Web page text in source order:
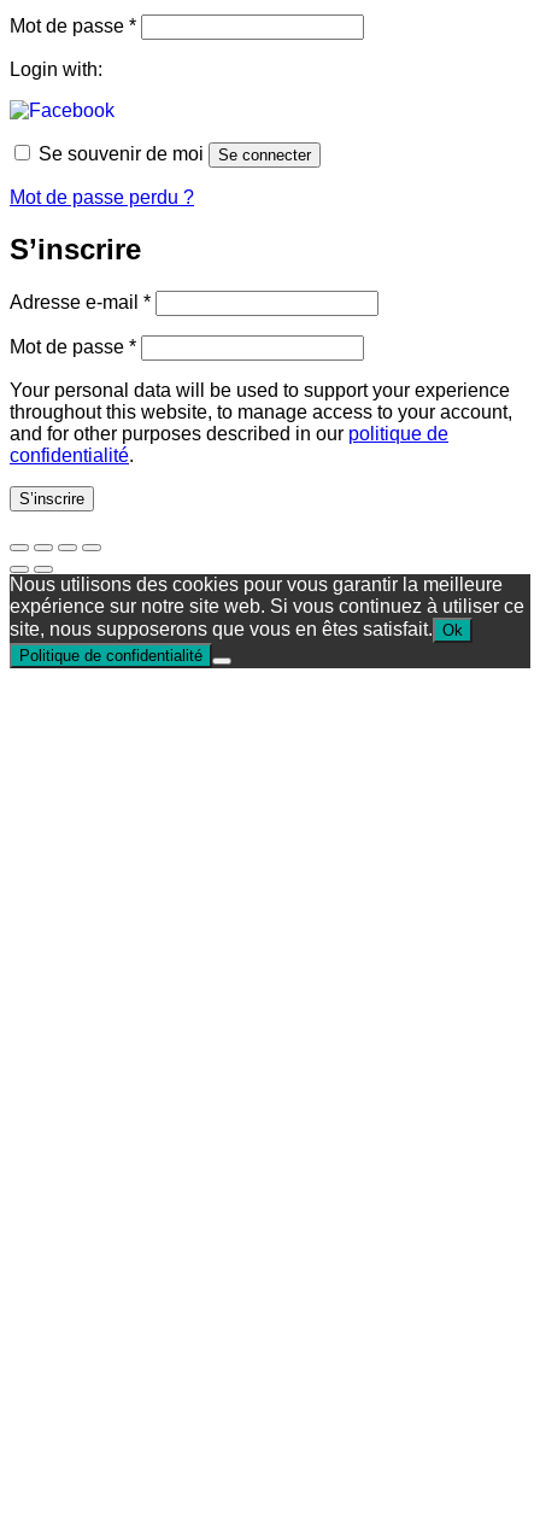
Mot de passe *Obligatoire
Login with:
Se souvenir de moi Se connecter
Mot de passe perdu ?
S’inscrire
Adresse e-mail *Obligatoire
Mot de passe *Obligatoire
Your personal data will be used to support your experience
throughout this website, to manage access to your account,
and for other purposes described in our politique de
confidentialité.
S’inscrire
Nous utilisons des cookies pour vous garantir la meilleure
expérience sur notre site web. Si vous continuez à utiliser ce
site, nous supposerons que vous en êtes satisfait. Ok
Politique de confidentialité